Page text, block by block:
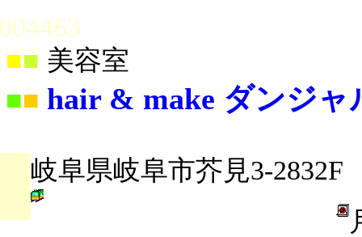
■ 美容室
■■ hair & make ダンジャ
岐阜県岐阜市芥見3-2832F